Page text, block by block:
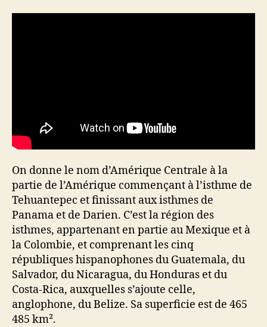
On donne le nom d’Amérique Centrale à la
partie de l’Amérique commençant à l’isthme de
Tehuantepec et finissant aux isthmes de
Panama et de Darien. C’est la région des
isthmes, appartenant en partie au Mexique et à
la Colombie, et comprenant les cinq
républiques hispanophones du Guatemala, du
Salvador, du Nicaragua, du Honduras et du
Costa-Rica, auxquelles s’ajoute celle,
anglophone, du Belize. Sa superficie est de 465
485 km².